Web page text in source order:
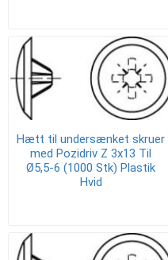
Hætt til undersænket skruer
med Pozidriv Z 3x13 Til
Ø5,5-6 (1000 Stk) Plastik
Hvid